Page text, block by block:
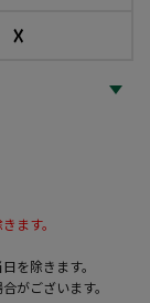
☓
ます。
を除きます。
がございます。